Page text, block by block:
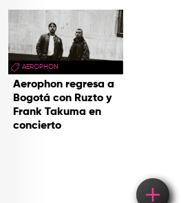
AEROPHON
Aerophon regresa a
Bogotá con Ruzto y
Frank Takuma en
concierto